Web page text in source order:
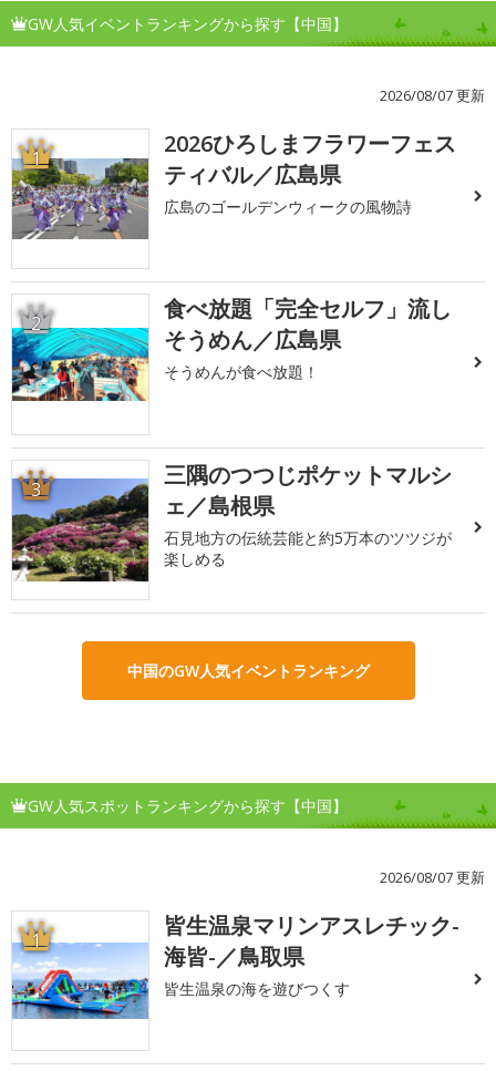
GW人気イベントランキングから探す【中国】
2026/08/07 更新
1
2026ひろしまフラワーフェス
ティバル／広島県
広島のゴールデンウィークの風物詩
2
食べ放題「完全セルフ」流し
そうめん／広島県
そうめんが食べ放題！
3
三隅のつつじポケットマルシ
ェ／島根県
石見地方の伝統芸能と約5万本のツツジが
楽しめる
中国のGW人気イベントランキング
GW人気スポットランキングから探す【中国】
2026/08/07 更新
1
皆生温泉マリンアスレチック-
海皆-／鳥取県
皆生温泉の海を遊びつくす